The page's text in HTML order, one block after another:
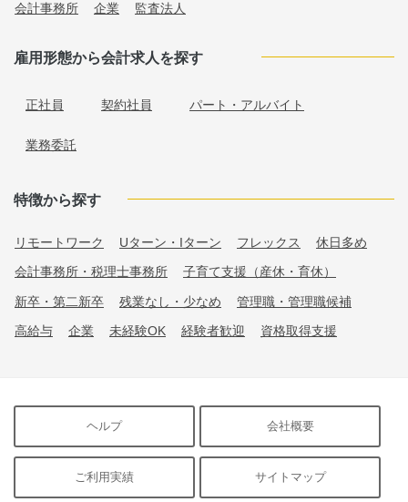
会計事務所 企業 監査法人
雇用形態から会計求人を探す
正社員 契約社員 パート・アルバイト
業務委託
特徴から探す
リモートワーク Uターン・Iターン フレックス 休日多め
会計事務所・税理士事務所 子育て支援（産休・育休）
新卒・第二新卒 残業なし・少なめ 管理職・管理職候補
高給与 企業 未経験OK 経験者歓迎 資格取得支援
ヘルプ 会社概要
ご利用実績 サイトマップ